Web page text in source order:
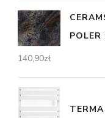
140,90zł